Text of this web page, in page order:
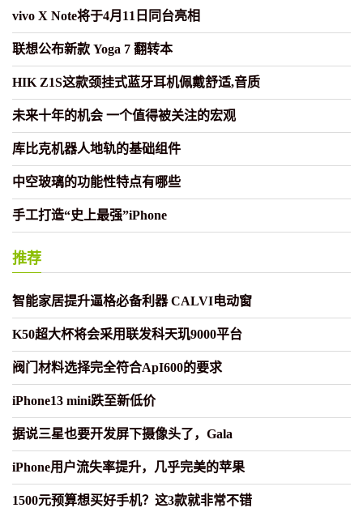
vivo X Note将于4月11日同台亮相
联想公布新款 Yoga 7 翻转本
HIK Z1S这款颈挂式蓝牙耳机佩戴舒适,音质
未来十年的机会 一个值得被关注的宏观
库比克机器人地轨的基础组件
中空玻璃的功能性特点有哪些
手工打造“史上最强”iPhone
推荐
智能家居提升逼格必备利器 CALVI电动窗
K50超大杯将会采用联发科天玑9000平台
阀门材料选择完全符合ApI600的要求
iPhone13 mini跌至新低价
据说三星也要开发屏下摄像头了，Gala
iPhone用户流失率提升，几乎完美的苹果
1500元预算想买好手机？这3款就非常不错